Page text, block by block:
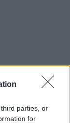
parties, or
for